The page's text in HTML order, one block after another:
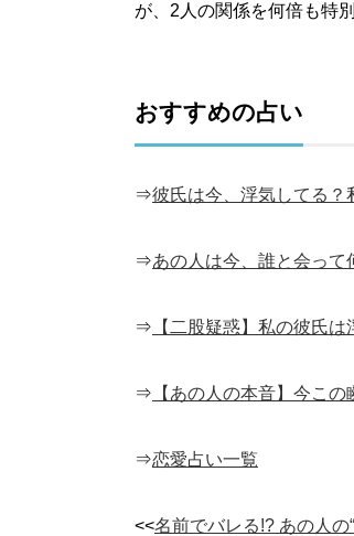
が、2人の関係を何倍も特
おすすめの占い
⇒彼氏は今、浮気してる？
⇒あの人は今、誰と会って
⇒ 【二股疑惑】私の彼氏
⇒ 【あの人の本音】今こ
⇒恋愛占い一覧
<<名前でバレる!? あの人